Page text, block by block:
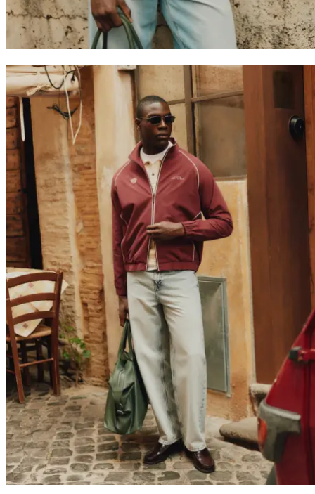
Collaborations
Prince / Les Deux
KB: The Anniversary Editions
Collections
Les Deux International ClubSummer 2026